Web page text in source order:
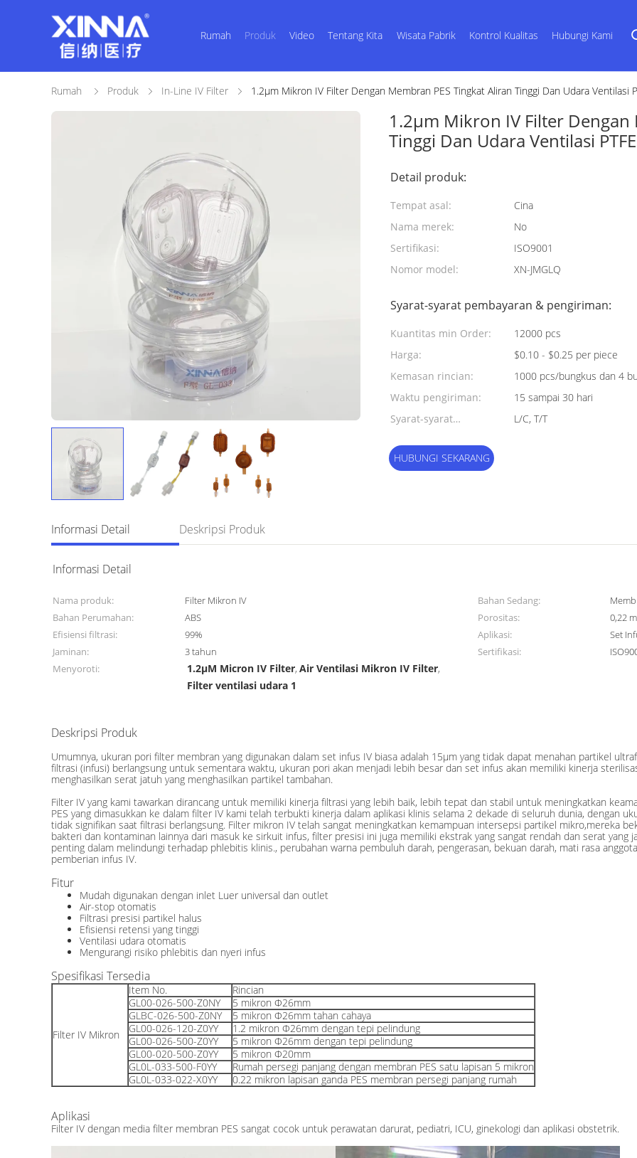
Rumah Produk Video Tentang Kita Wisata Pabrik Kontrol Kualitas Hubungi Kami
Rumah Produk In-Line IV Filter 1.2μm Mikron IV Filter Dengan Membran PES Tingkat Aliran Tinggi Dan Udara Ventilasi
1.2μm Mikron IV Filter Dengan
Tinggi Dan Udara Ventilasi PTFE
Detail produk:
Tempat asal:
Cina
Nama merek:
No
Sertifikasi:
ISO9001
Nomor model:
XN-JMGLQ
Syarat-syarat pembayaran & pengiriman:
Kuantitas min Order:
12000 pcs
Harga:
$0.10 - $0.25 per piece
Kemasan rincian:
1000 pcs/bungkus dan 4
Waktu pengiriman:
15 sampai 30 hari
Syarat-syarat
L/C, T/T
HUBUNGI SEKARANG
Informasi Detail Deskripsi Produk
Informasi Detail
Nama produk: Filter Mikron IV Bahan Sedang:
Bahan Perumahan:
ABS Porositas:
0,22
Efisiensi filtrasi:
99% Aplikasi:
Set
Jaminan:
3 tahun Sertifikasi:
Menyoroti:
1.2μM Micron IV Filter,Air Ventilasi Mikron IV Filter,
Filter ventilasi udara 1
Deskripsi Produk
Umumnya, ukuran pori filter membran yang digunakan dalam set infus IV biasa adalah 15μm yang tidak dapat menahan partikel
filtrasi (infusi) berlangsung untuk sementara waktu, ukuran pori akan menjadi lebih besar dan set infus akan memiliki kinerja
menghasilkan serat jatuh yang menghasilkan partikel tambahan.
Filter IV yang kami tawarkan dirancang untuk memiliki kinerja filtrasi yang lebih baik, lebih tepat dan stabil untuk meningkatkan
PES yang dimasukkan ke dalam filter IV kami telah terbukti kinerja dalam aplikasi klinis selama 2 dekade di seluruh dunia, dengan
tidak signifikan saat filtrasi berlangsung. Filter mikron IV telah sangat meningkatkan kemampuan intersepsi partikel mikro,mereka
bakteri dan kontaminan lainnya dari masuk ke sirkuit infus, filter presisi ini juga memiliki ekstrak yang sangat rendah dan serat
penting dalam melindungi terhadap phlebitis klinis., perubahan warna pembuluh darah, pengerasan, bekuan darah, mati rasa
pemberian infus IV.
Fitur
Mudah digunakan dengan inlet Luer universal dan outlet
Air-stop otomatis
Filtrasi presisi partikel halus
Efisiensi retensi yang tinggi
Ventilasi udara otomatis
Mengurangi risiko phlebitis dan nyeri infus
Spesifikasi Tersedia
Filter IV Mikron
Item No.
Rincian
GL00-026-500-Z0NY
5 mikron Φ26mm
GLBC-026-500-Z0NY
5 mikron Φ26mm tahan cahaya
GL00-026-120-Z0YY
1.2 mikron Φ26mm dengan tepi pelindung
GL00-026-500-Z0YY
5 mikron Φ26mm dengan tepi pelindung
GL00-020-500-Z0YY
5 mikron Φ20mm
GL0L-033-500-F0YY
Rumah persegi panjang dengan membran PES satu lapisan 5 mikron
GL0L-033-022-X0YY
0.22 mikron lapisan ganda PES membran persegi panjang rumah
Aplikasi
Filter IV dengan media filter membran PES sangat cocok untuk perawatan darurat, pediatri, ICU, ginekologi dan aplikasi obstetrik.